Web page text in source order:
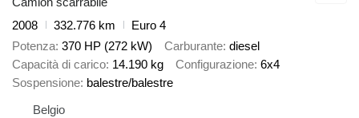
2008
332.776 km
Euro 4
Potenza 370 HP (272 kW) Carburante diesel
Capacità di carico 14.190 kg Configurazione 6x4
Sospensione balestre/balestre
Belgio